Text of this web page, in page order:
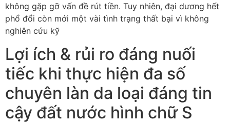
không gặp gỡ vấn đề rút tiền. Tuy nhiên, đại dương hết
phổ đổi còn mới một vài tình trạng thất bại vì không
nghiên cứu kỹ
Lợi ích & rủi ro đáng nuối
tiếc khi thực hiện đa số
chuyên làn da loại đáng tin
cậy đất nước hình chữ S